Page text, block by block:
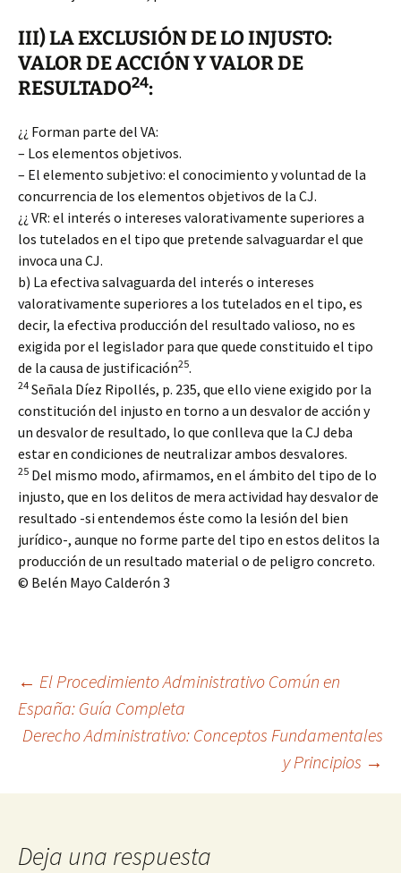
III) LA EXCLUSIÓN DE LO INJUSTO:
VALOR DE ACCIÓN Y VALOR DE
RESULTADO24:
¿¿ Forman parte del VA:
– Los elementos objetivos.
– El elemento subjetivo: el conocimiento y voluntad de la
concurrencia de los elementos objetivos de la CJ.
¿¿ VR: el interés o intereses valorativamente superiores a
los tutelados en el tipo que pretende salvaguardar el que
invoca una CJ.
b) La efectiva salvaguarda del interés o intereses
valorativamente superiores a los tutelados en el tipo, es
decir, la efectiva producción del resultado valioso, no es
exigida por el legislador para que quede constituido el tipo
de la causa de justificación25.
24 Señala Díez Ripollés, p. 235, que ello viene exigido por la
constitución del injusto en torno a un desvalor de acción y
un desvalor de resultado, lo que conlleva que la CJ deba
estar en condiciones de neutralizar ambos desvalores.
25 Del mismo modo, afirmamos, en el ámbito del tipo de lo
injusto, que en los delitos de mera actividad hay desvalor de
resultado -si entendemos éste como la lesión del bien
jurídico-, aunque no forme parte del tipo en estos delitos la
producción de un resultado material o de peligro concreto.
© Belén Mayo Calderón 3
Navegación
de
entradas
← El Procedimiento Administrativo Común en
España: Guía Completa
Derecho Administrativo: Conceptos Fundamentales
y Principios →
Deja una respuesta